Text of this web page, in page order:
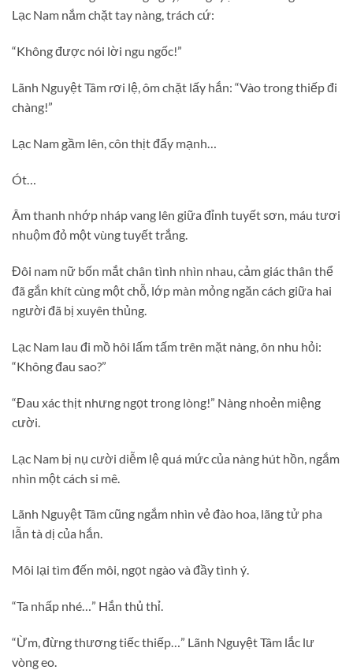
Lạc Nam nắm chặt tay nàng, trách cứ:
“Không được nói lời ngu ngốc!”
Lãnh Nguyệt Tâm rơi lệ, ôm chặt lấy hắn: “Vào trong thiếp đi
chàng!”
Lạc Nam gầm lên, côn thịt đẩy mạnh…
Ót…
Âm thanh nhớp nháp vang lên giữa đỉnh tuyết sơn, máu tươi
nhuộm đỏ một vùng tuyết trắng.
Đôi nam nữ bốn mắt chân tình nhìn nhau, cảm giác thân thể
đã gắn khít cùng một chỗ, lớp màn mỏng ngăn cách giữa hai
người đã bị xuyên thủng.
Lạc Nam lau đi mồ hôi lấm tấm trên mặt nàng, ôn nhu hỏi:
“Không đau sao?”
“Đau xác thịt nhưng ngọt trong lòng!” Nàng nhoẻn miệng
cười.
Lạc Nam bị nụ cười diễm lệ quá mức của nàng hút hồn, ngắm
nhìn một cách si mê.
Lãnh Nguyệt Tâm cũng ngắm nhìn vẻ đào hoa, lãng tử pha
lẫn tà dị của hắn.
Môi lại tìm đến môi, ngọt ngào và đầy tình ý.
“Ta nhấp nhé…” Hắn thủ thỉ.
“Ừm, đừng thương tiếc thiếp…” Lãnh Nguyệt Tâm lắc lư
vòng eo.